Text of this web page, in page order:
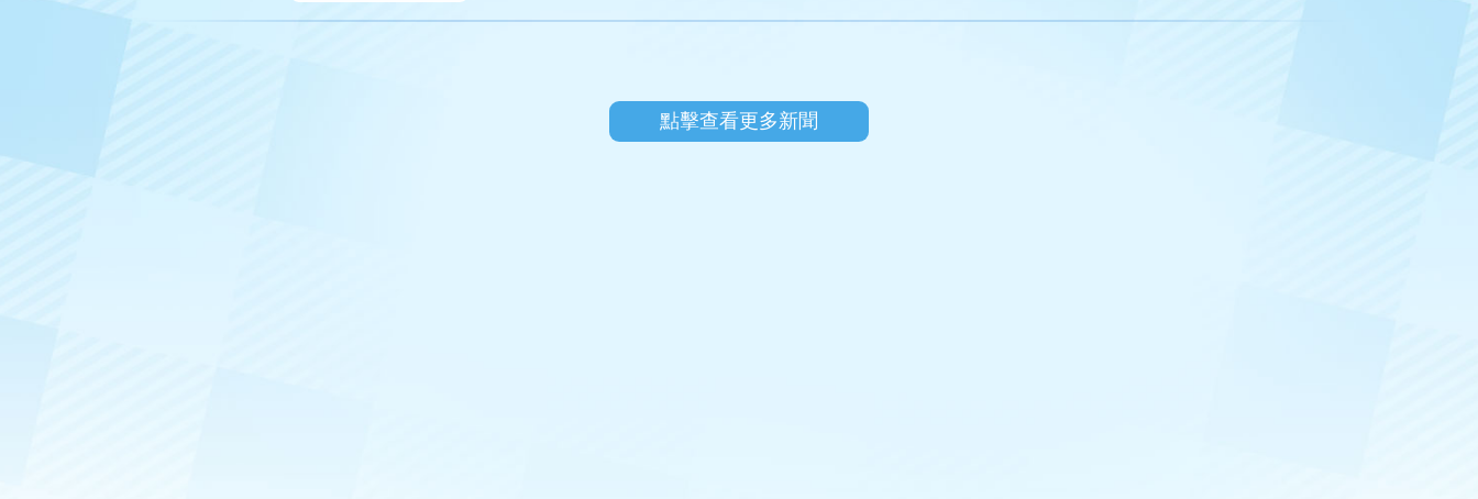
點擊查看更多新聞